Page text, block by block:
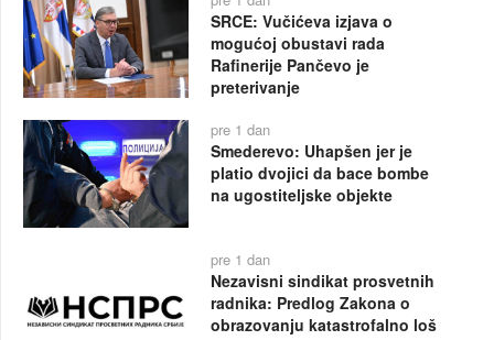
SRCE: Vučićeva izjava o
mogućoj obustavi rada
Rafinerije Pančevo je
preterivanje
pre 1 dan
Smederevo: Uhapšen jer je
platio dvojici da bace bombe
na ugostiteljske objekte
pre 1 dan
Nezavisni sindikat prosvetnih
radnika: Predlog Zakona o
obrazovanju katastrofalno loš